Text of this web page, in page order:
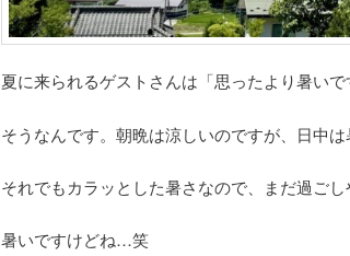
夏に来られるゲストさんは「思ったより暑い
そうなんです。朝晩は涼しいのですが、日中は
それでもカラッとした暑さなので、まだ過ご
暑いですけどね…笑